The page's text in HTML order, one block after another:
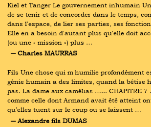
Kiel et Tanger Le gouvernement inhumain
de se tenir et de concorder dans le temps,
dans l'espace, de lier ses parties, ses
Elle en a besoin d'autant plus qu'elle doit
(ou une « mission ») plus …
― Charles MAURRAS
Fils Une chose qui m'humilie profondément
génie humain a des limites, quand la bêtise
pas. La dame aux camélias …... CHAPITRE
comme celle dont Armand avait été atteint
qu'elles tuent sur le coup ou se laissent …
― Alexandre fils DUMAS